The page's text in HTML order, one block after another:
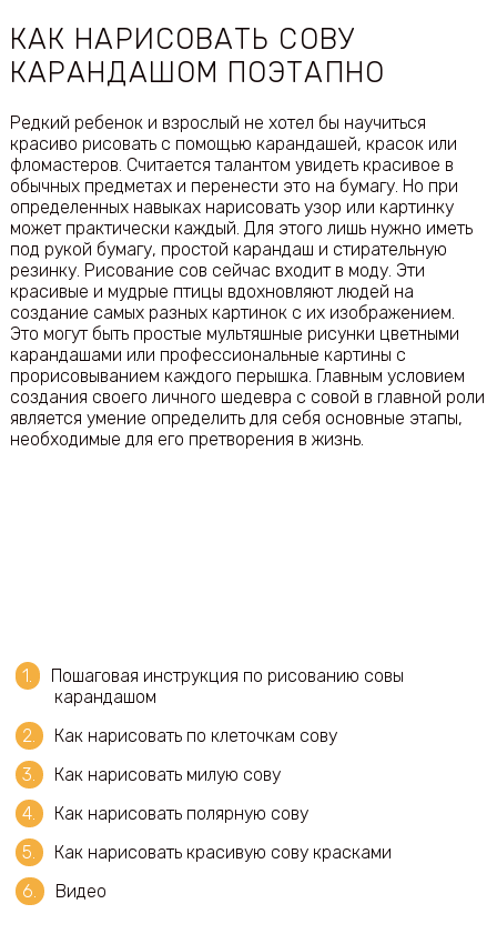
КАК НАРИСОВАТЬ СОВУ
КАРАНДАШОМ ПОЭТАПНО
Редкий ребенок и взрослый не хотел бы научиться
красиво рисовать с помощью карандашей, красок или
фломастеров. Считается талантом увидеть красивое в
обычных предметах и перенести это на бумагу. Но при
определенных навыках нарисовать узор или картинку
может практически каждый. Для этого лишь нужно иметь
под рукой бумагу, простой карандаш и стирательную
резинку. Рисование сов сейчас входит в моду. Эти
красивые и мудрые птицы вдохновляют людей на
создание самых разных картинок с их изображением.
Это могут быть простые мультяшные рисунки цветными
карандашами или профессиональные картины с
прорисовыванием каждого перышка. Главным условием
создания своего личного шедевра с совой в главной роли
является умение определить для себя основные этапы,
необходимые для его претворения в жизнь.
Пошаговая инструкция по рисованию совы
карандашом
Как нарисовать по клеточкам сову
Как нарисовать милую сову
Как нарисовать полярную сову
Как нарисовать красивую сову красками
Видео